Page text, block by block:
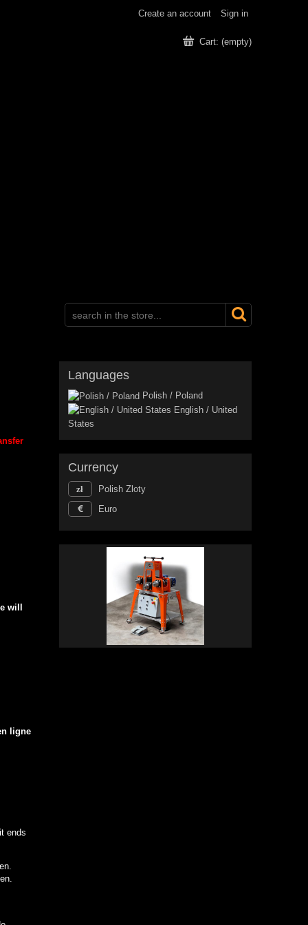
Create an account Sign in
Cart: (empty)
will
ligne
ends
Languages
Polish / Poland
English / United
States
Currency
Polish Zloty
Euro